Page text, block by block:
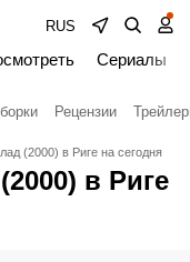
RUS
Сериалы
Рецензии
(2000) в Риге на сегодня
в Риге